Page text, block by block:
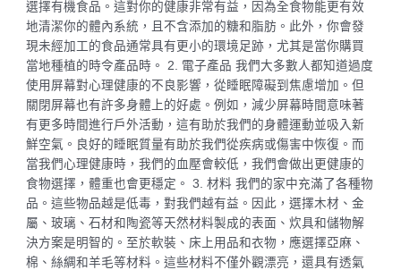
選擇有機食品。這對你的健康非常有益，因為全食物能更有效
地清潔你的體內系統，且不含添加的糖和脂肪。此外，你會發
現未經加工的食品通常具有更小的環境足跡，尤其是當你購買
當地種植的時令產品時。 2. 電子產品 我們大多數人都知道過度
使用屏幕對心理健康的不良影響，從睡眠障礙到焦慮增加。但
關閉屏幕也有許多身體上的好處。例如，減少屏幕時間意味著
有更多時間進行戶外活動，這有助於我們的身體運動並吸入新
鮮空氣。良好的睡眠質量有助於我們從疾病或傷害中恢復。而
當我們心理健康時，我們的血壓會較低，我們會做出更健康的
食物選擇，體重也會更穩定。 3. 材料 我們的家中充滿了各種物
品。這些物品越是低毒，對我們越有益。因此，選擇木材、金
屬、玻璃、石材和陶瓷等天然材料製成的表面、炊具和儲物解
決方案是明智的。至於軟裝、床上用品和衣物，應選擇亞麻、
棉、絲綢和羊毛等材料。這些材料不僅外觀漂亮，還具有透氣